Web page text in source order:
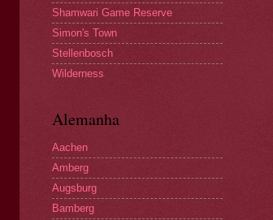
Shamwari Game Reserve
Simon's Town
Stellenbosch
Wilderness
Alemanha
Aachen
Amberg
Augsburg
Bamberg